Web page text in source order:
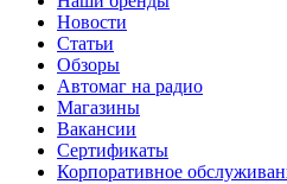
Новости
Статьи
Обзоры
Автомаг на радио
Магазины
Вакансии
Сертификаты
Корпоративное